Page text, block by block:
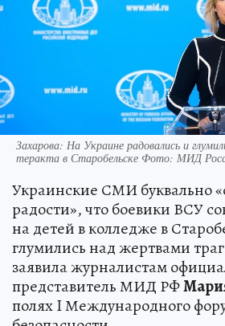
Захарова: На Украине радовались и
теракта в Старобельске Фото: МИД
Украинские СМИ буквально
радости», что боевики ВСУ
на детей в колледже в
глумились над жертвами
заявила журналистам
представитель МИД РФ
полях I Международного